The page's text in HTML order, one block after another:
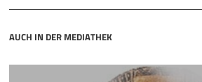
bedingungslose Annahme,
AUCH IN DER MEDIATHEK